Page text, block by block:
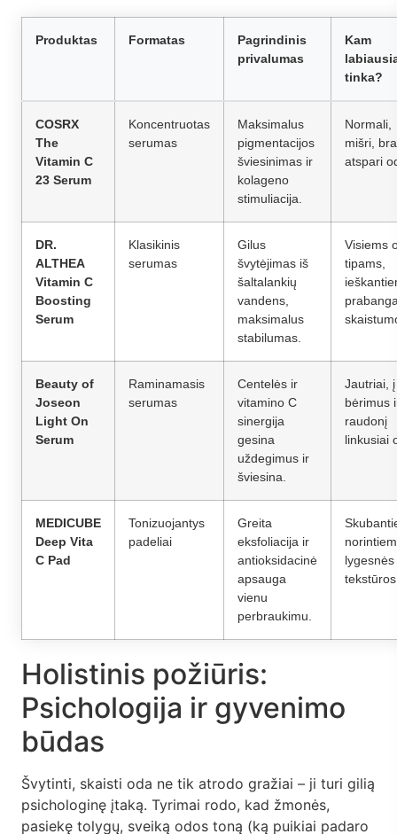
Produktas Formatas
Pagrindinis
privalumas
Kam
tinka?
COSRX
The
Vitamin C
23 Serum
Koncentruotas
serumas
Maksimalus
pigmentacijos
šviesinimas ir
kolageno
stimuliacija.
Normali,
mišri,
atspari
DR.
ALTHEA
Vitamin C
Boosting
Serum
Klasikinis
serumas
Gilus
švytėjimas iš
šaltalankių
vandens,
maksimalus
stabilumas.
Visiems
tipams,
Beauty of
Joseon
Light On
Serum
Raminamasis
serumas
Centelės ir
vitamino C
sinergija
gesina
uždegimus ir
šviesina.
Jautriai, į
bėrimus
raudonį
linkusiai
MEDICUBE
Deep Vita
C Pad
Tonizuojantys
padeliai
Greita
eksfoliacija ir
antioksidacinė
apsauga
vienu
perbraukimu.
lygesnės
Holistinis požiūris:
Psichologija ir gyvenimo
būdas
Švytinti, skaisti oda ne tik atrodo gražiai – ji turi gilią
psichologinę įtaką. Tyrimai rodo, kad žmonės,
pasiekę tolygų, sveiką odos toną (ką puikiai padaro